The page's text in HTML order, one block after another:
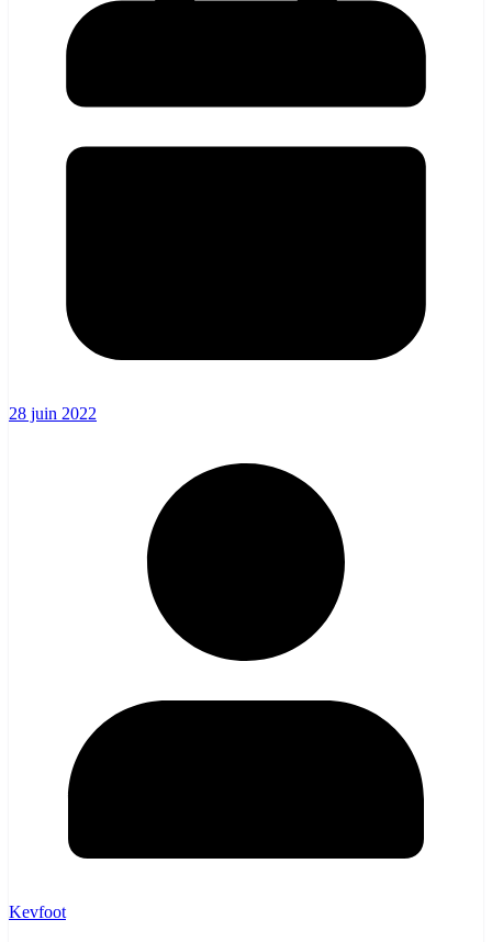
28 juin 2022
Kevfoot